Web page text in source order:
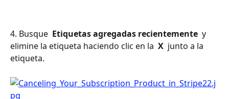
4. Busque Etiquetas agregadas recientemente y
elimine la etiqueta haciendo clic en la X junto a la
etiqueta.